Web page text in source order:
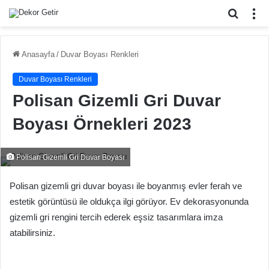
Arama
Anasayfa / Duvar Boyası Renkleri
Duvar Boyası Renkleri
Polisan Gizemli Gri Duvar
Boyası Örnekleri 2023
Polisan Gizemli Gri Duvar Boyası
Polisan gizemli gri duvar boyası ile boyanmış evler ferah ve
estetik görüntüsü ile oldukça ilgi görüyor. Ev dekorasyonunda
gizemli gri rengini tercih ederek eşsiz tasarımlara imza
atabilirsiniz.